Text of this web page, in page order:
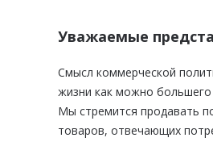
Уважаемые
Смысл коммерческой
жизни как можно большего
Мы стремится продавать
товаров, отвечающих